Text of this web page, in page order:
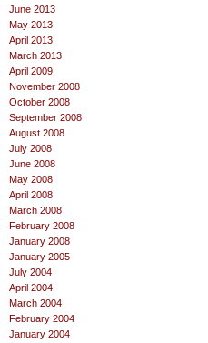
June 2013
May 2013
April 2013
March 2013
April 2009
November 2008
October 2008
September 2008
August 2008
July 2008
June 2008
May 2008
April 2008
March 2008
February 2008
January 2008
January 2005
July 2004
April 2004
March 2004
February 2004
January 2004